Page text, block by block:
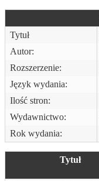
Tytuł
Autor:
Rozszerzenie:
Język wydania:
Ilość stron:
Wydawnictwo:
Rok wydania:
Tytuł